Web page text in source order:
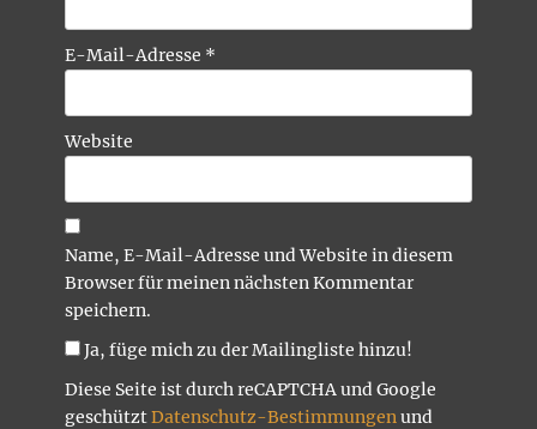
E-Mail-Adresse *
Website
Name, E-Mail-Adresse und Website in diesem
Browser für meinen nächsten Kommentar
speichern.
Ja, füge mich zu der Mailingliste hinzu!
Diese Seite ist durch reCAPTCHA und Google
geschütztDatenschutz-Bestimmungenund